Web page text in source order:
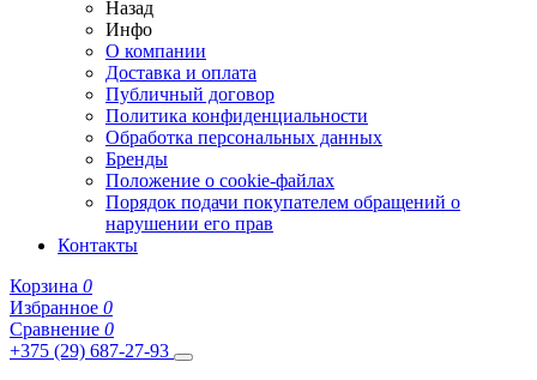
Назад
Инфо
О компании
Доставка и оплата
Публичный договор
Политика конфиденциальности
Обработка персональных данных
Бренды
Положение о cookie-файлах
Порядок подачи покупателем обращений о
нарушении его прав
Контакты
Корзина 0
Избранное 0
Сравнение 0
+375 (29) 687-27-93